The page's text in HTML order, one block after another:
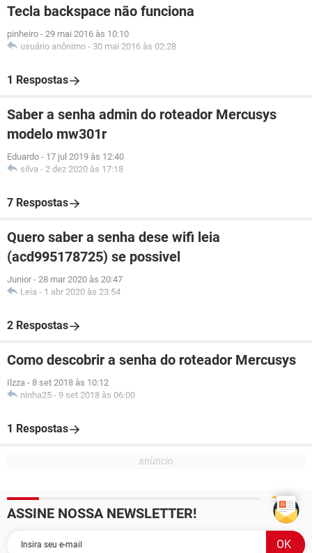
Tecla backspace não funciona
pinheiro - 29 mai 2016 às 10:10
usuário anônimo - 30 mai 2016 às 02:28
1 Respostas
Saber a senha admin do roteador Mercusys
modelo mw301r
Eduardo - 17 jul 2019 às 12:40
silva - 2 dez 2020 às 17:18
7 Respostas
Quero saber a senha dese wifi leia
(acd995178725) se possivel
Junior - 28 mar 2020 às 20:47
Leia - 1 abr 2020 às 23:54
2 Respostas
Como descobrir a senha do roteador Mercusys
Ilzza - 8 set 2018 às 10:12
ninha25 - 9 set 2018 às 06:00
1 Respostas
ASSINE NOSSA NEWSLETTER!